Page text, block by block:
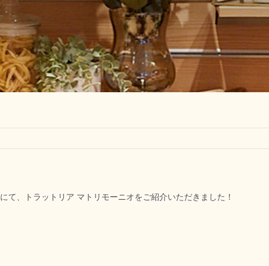
にて、トラットリア マトリモーニオをご紹介いただきました！